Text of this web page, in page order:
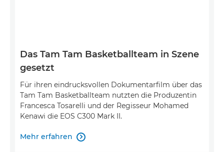
Das Tam Tam Basketballteam in Szene
gesetzt
Für ihren eindrucksvollen Dokumentarfilm über das
Tam Tam Basketballteam nutzten die Produzentin
Francesca Tosarelli und der Regisseur Mohamed
Kenawi die EOS C300 Mark II.
Mehr erfahren 